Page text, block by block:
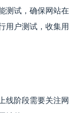
测试，确保网站在
用户测试，收集用
线阶段需要关注网